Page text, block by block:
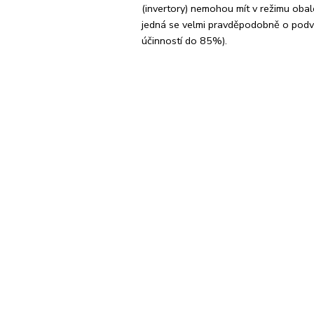
(invertory) nemohou mít v režimu
jedná se velmi pravděpodobně o
účinností do 85%).